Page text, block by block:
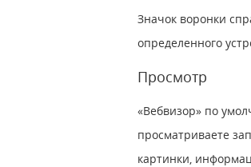
Значок воронки
определенного
Просмотр
«Вебвизор» по
просматриваете
картинки,